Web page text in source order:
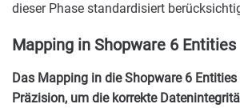
dieser Phase standardisiert
Mapping in Shopware 6 Entities
Das Mapping in die Shopware 6
Präzision, um die korrekte